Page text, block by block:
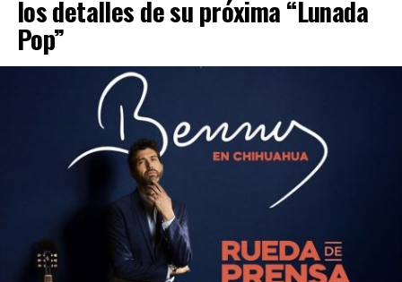
los detalles de su próxima “Lunada
Pop”